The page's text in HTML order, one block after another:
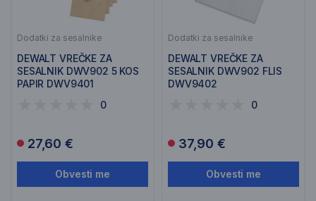
Dodatki za sesalnike
DEWALT VREČKE ZA
SESALNIK DWV902 5 KOS
PAPIR DWV9401
0
27,60 €
Obvesti me
Dodatki za sesalnike
DEWALT VREČKE ZA
SESALNIK DWV902 FLIS
DWV9402
0
37,90 €
Obvesti me